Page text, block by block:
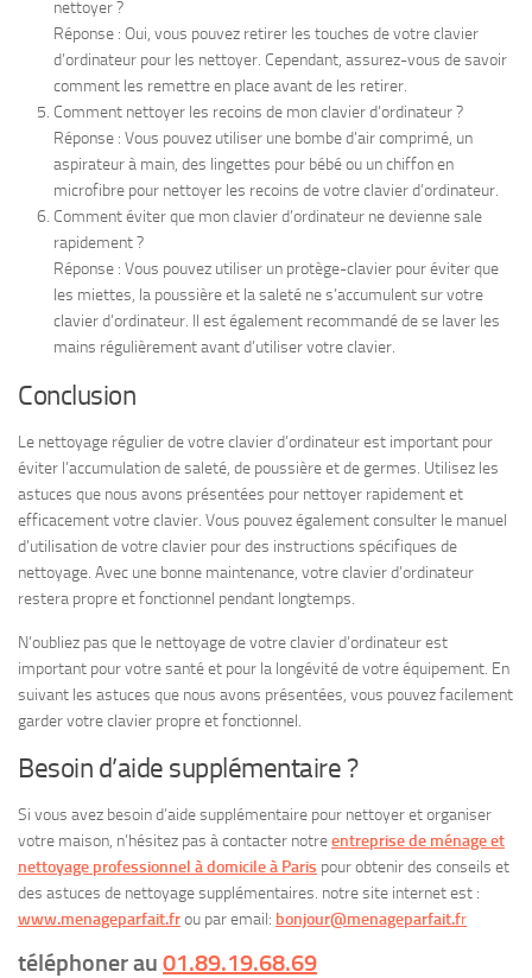
nettoyer ?
Réponse : Oui, vous pouvez retirer les touches de votre clavier
d’ordinateur pour les nettoyer. Cependant, assurez-vous de savoir
comment les remettre en place avant de les retirer.
Comment nettoyer les recoins de mon clavier d’ordinateur ?
Réponse : Vous pouvez utiliser une bombe d’air comprimé, un
aspirateur à main, des lingettes pour bébé ou un chiffon en
microfibre pour nettoyer les recoins de votre clavier d’ordinateur.
Comment éviter que mon clavier d’ordinateur ne devienne sale
rapidement ?
Réponse : Vous pouvez utiliser un protège-clavier pour éviter que
les miettes, la poussière et la saleté ne s’accumulent sur votre
clavier d’ordinateur. Il est également recommandé de se laver les
mains régulièrement avant d’utiliser votre clavier.
Conclusion
Le nettoyage régulier de votre clavier d’ordinateur est important pour
éviter l’accumulation de saleté, de poussière et de germes. Utilisez les
astuces que nous avons présentées pour nettoyer rapidement et
efficacement votre clavier. Vous pouvez également consulter le manuel
d’utilisation de votre clavier pour des instructions spécifiques de
nettoyage. Avec une bonne maintenance, votre clavier d’ordinateur
restera propre et fonctionnel pendant longtemps.
N’oubliez pas que le nettoyage de votre clavier d’ordinateur est
important pour votre santé et pour la longévité de votre équipement. En
suivant les astuces que nous avons présentées, vous pouvez facilement
garder votre clavier propre et fonctionnel.
Besoin d’aide supplémentaire ?
Si vous avez besoin d’aide supplémentaire pour nettoyer et organiser
votre maison, n’hésitez pas à contacter notreentreprise de ménage et
nettoyage professionnel à domicile à Paris pour obtenir des conseils et
des astuces de nettoyage supplémentaires. notre site internet est :
www.menageparfait.frou par email: bonjour@menageparfait.fr
téléphoner au 01.89.19.68.69